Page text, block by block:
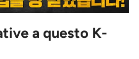
a questo K-